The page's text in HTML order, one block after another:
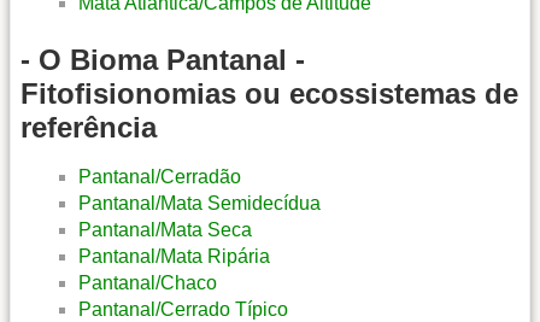
- O Bioma Pantanal -
Fitofisionomias ou ecossistemas de
referência
Pantanal/Cerradão
Pantanal/Mata Semidecídua
Pantanal/Mata Seca
Pantanal/Mata Ripária
Pantanal/Chaco
Pantanal/Cerrado Típico